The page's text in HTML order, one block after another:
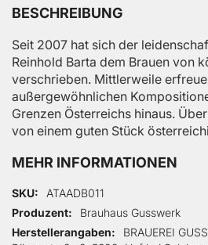
BESCHREIBUNG
Seit 2007 hat sich der
Reinhold Barta dem Brauen von
verschrieben. Mittlerweile
außergewöhnlichen
Grenzen Österreichs hinaus.
von einem guten Stück
MEHR INFORMATIONEN
Mehr Informationen
SKU
ATAADB011
Produzent
Brauhaus Gusswerk
Herstellerangaben
BRAUEREI